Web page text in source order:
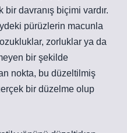
davranış biçimi vardır.
pürüzlerin macunla
zorluklar ya da
bir şekilde
nokta, bu düzeltilmiş
bir düzelme olup